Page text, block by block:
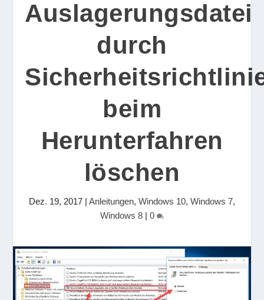
Auslagerungsdatei
durch
beim
Herunterfahren
löschen
Dez. 19, 2017 | Anleitungen, Windows 10, Windows 7,
Windows 8 | 0